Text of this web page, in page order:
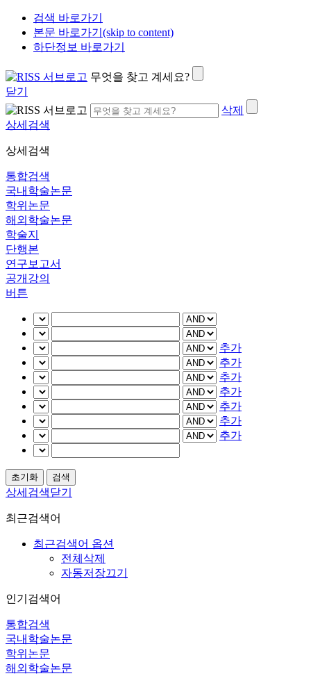
검색 바로가기
본문 바로가기(skip to content)
하단정보 바로가기
무엇을 찾고 계세요?
닫기
삭제
상세검색
상세검색
통합검색
국내학술논문
학위논문
해외학술논문
학술지
단행본
연구보고서
공개강의
버튼
추가
추가
추가
추가
추가
추가
추가
상세검색닫기
최근검색어
최근검색어 옵션
전체삭제
자동저장끄기
인기검색어
통합검색
국내학술논문
학위논문
해외학술논문